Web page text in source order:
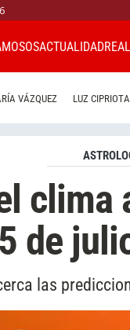
ACTUALIDAD
VÁZQUEZ LUZ CIPRIOTA
clima
de
las